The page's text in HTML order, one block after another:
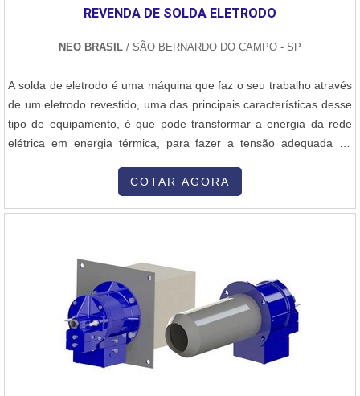
REVENDA DE SOLDA ELETRODO
NEO BRASIL / SÃO BERNARDO DO CAMPO - SP
A solda de eletrodo é uma máquina que faz o seu trabalho através
de um eletrodo revestido, uma das principais características desse
tipo de equipamento, é que pode transformar a energia da rede
elétrica em energia térmica, para fazer a tensão adequada na
entre a ponta do eletrodo e a obra ou metal de base. Nesse
COTAR AGORA